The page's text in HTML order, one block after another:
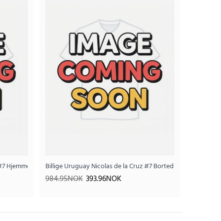
Hjemmedraktsett Barn VM 2026 Kortermet (+ Korte bukser)
Billige Uruguay Nicolas de la Cruz #7 Bortedraktsett Barn
984.95NOK 393.96NOK